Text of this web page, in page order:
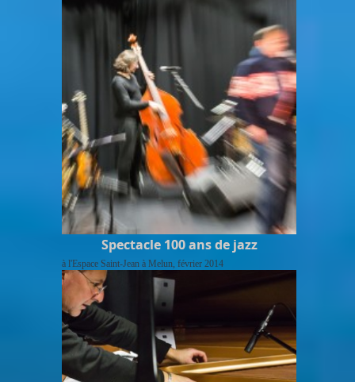
Spectacle 100 ans de jazz
à l'Espace Saint-Jean à Melun, février 2014